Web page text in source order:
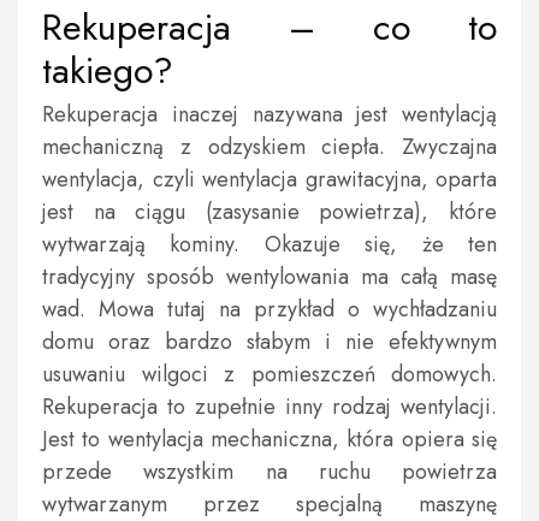
Rekuperacja – co to
takiego?
Rekuperacja inaczej nazywana jest wentylacją
mechaniczną z odzyskiem ciepła. Zwyczajna
wentylacja, czyli wentylacja grawitacyjna, oparta
jest na ciągu (zasysanie powietrza), które
wytwarzają kominy. Okazuje się, że ten
tradycyjny sposób wentylowania ma całą masę
wad. Mowa tutaj na przykład o wychładzaniu
domu oraz bardzo słabym i nie efektywnym
usuwaniu wilgoci z pomieszczeń domowych.
Rekuperacja to zupełnie inny rodzaj wentylacji.
Jest to wentylacja mechaniczna, która opiera się
przede wszystkim na ruchu powietrza
wytwarzanym przez specjalną maszynę